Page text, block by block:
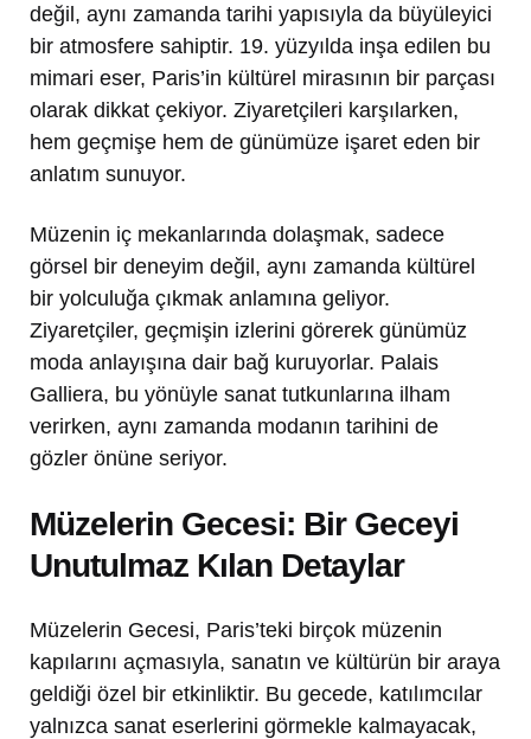
değil, aynı zamanda tarihi yapısıyla da büyüleyici
bir atmosfere sahiptir. 19. yüzyılda inşa edilen bu
mimari eser, Paris’in kültürel mirasının bir parçası
olarak dikkat çekiyor. Ziyaretçileri karşılarken,
hem geçmişe hem de günümüze işaret eden bir
anlatım sunuyor.
Müzenin iç mekanlarında dolaşmak, sadece
görsel bir deneyim değil, aynı zamanda kültürel
bir yolculuğa çıkmak anlamına geliyor.
Ziyaretçiler, geçmişin izlerini görerek günümüz
moda anlayışına dair bağ kuruyorlar. Palais
Galliera, bu yönüyle sanat tutkunlarına ilham
verirken, aynı zamanda modanın tarihini de
gözler önüne seriyor.
Müzelerin Gecesi: Bir Geceyi
Unutulmaz Kılan Detaylar
Müzelerin Gecesi, Paris’teki birçok müzenin
kapılarını açmasıyla, sanatın ve kültürün bir araya
geldiği özel bir etkinliktir. Bu gecede, katılımcılar
yalnızca sanat eserlerini görmekle kalmayacak,